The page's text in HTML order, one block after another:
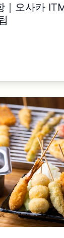
｜오사카